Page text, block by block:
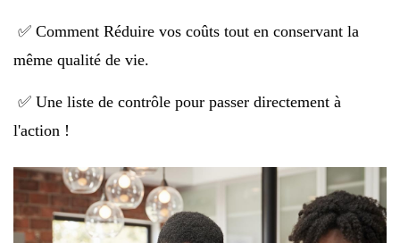
✅ Comment Réduire vos coûts tout en conservant la
même qualité de vie.
✅ Une liste de contrôle pour passer directement à
l'action !